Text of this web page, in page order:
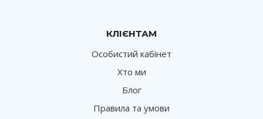
КЛІЄНТАМ
Особистий кабінет
Хто ми
Блог
Правила та умови